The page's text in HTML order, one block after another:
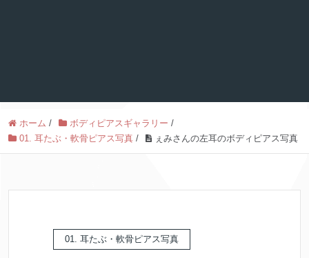
ホーム / ボディピアスギャラリー /
01. 耳たぶ・軟骨ピアス写真 / ぇみさんの左耳のボディピアス写真
01. 耳たぶ・軟骨ピアス写真